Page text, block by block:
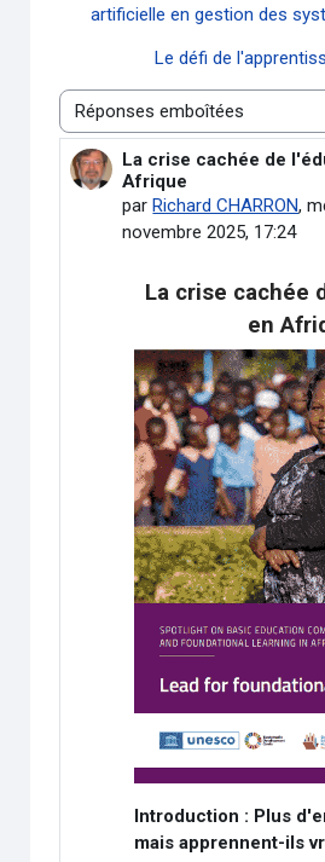
artificielle en gestion des
Le défi de
Type d’affichage
La crise cachée de
Afrique
parRichard CHARRON,
novembre 2025, 17:24
Nombre de réponses : 0
La crise cachée
en
Introduction : Plus
mais apprennent-ils